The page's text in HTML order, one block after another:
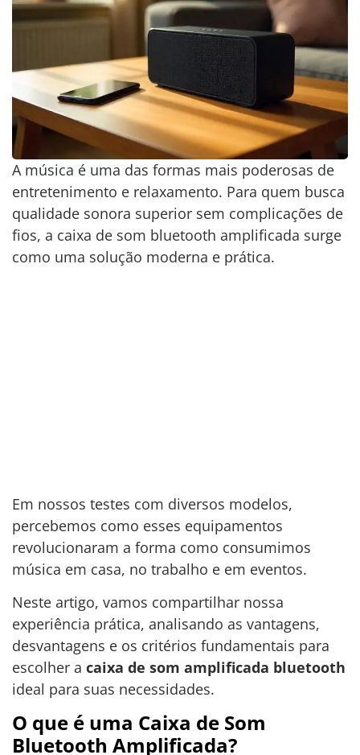
A música é uma das formas mais poderosas de
entretenimento e relaxamento. Para quem busca
qualidade sonora superior sem complicações de
fios, a caixa de som bluetooth amplificada surge
como uma solução moderna e prática.
Em nossos testes com diversos modelos,
percebemos como esses equipamentos
revolucionaram a forma como consumimos
música em casa, no trabalho e em eventos.
Neste artigo, vamos compartilhar nossa
experiência prática, analisando as vantagens,
desvantagens e os critérios fundamentais para
escolher a caixa de som amplificada bluetooth
ideal para suas necessidades.
O que é uma Caixa de Som
Bluetooth Amplificada?